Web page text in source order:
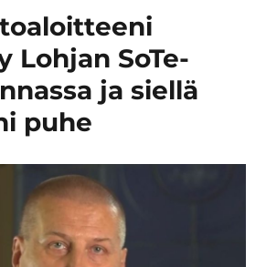
Lohjan SoTe-
ja siellä
puhe